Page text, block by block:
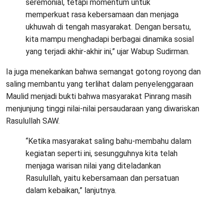
seremonial, tetapi momentum untuk
memperkuat rasa kebersamaan dan menjaga
ukhuwah di tengah masyarakat. Dengan bersatu,
kita mampu menghadapi berbagai dinamika sosial
yang terjadi akhir-akhir ini,” ujar Wabup Sudirman.
Ia juga menekankan bahwa semangat gotong royong dan
saling membantu yang terlihat dalam penyelenggaraan
Maulid menjadi bukti bahwa masyarakat Pinrang masih
menjunjung tinggi nilai-nilai persaudaraan yang diwariskan
Rasulullah SAW.
“Ketika masyarakat saling bahu-membahu dalam
kegiatan seperti ini, sesungguhnya kita telah
menjaga warisan nilai yang diteladankan
Rasulullah, yaitu kebersamaan dan persatuan
dalam kebaikan,” lanjutnya.